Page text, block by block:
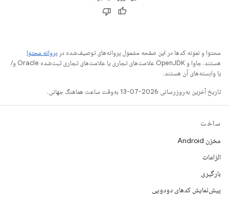
محتوا و نمونه کدها در این صفحه مشمول پروانه‌های توصیف‌شده در پروانه محتوا
هستند. جاوا و OpenJDK علامت‌های تجاری یا علامت‌های تجاری ثبت‌شده Oracle و/
یا وابسته‌های آن هستند.
تاریخ آخرین به‌روزرسانی 2026-07-13 به‌وقت ساعت هماهنگ جهانی.
ساخت
مخزن Android
الزامات
بارگیری
پیش‌نمایش کدهای دودویی